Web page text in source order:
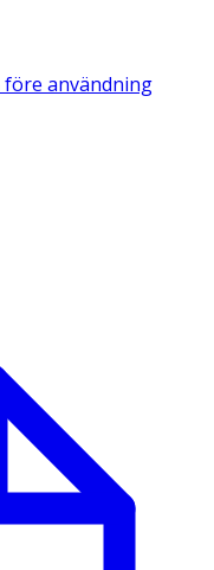
före användning